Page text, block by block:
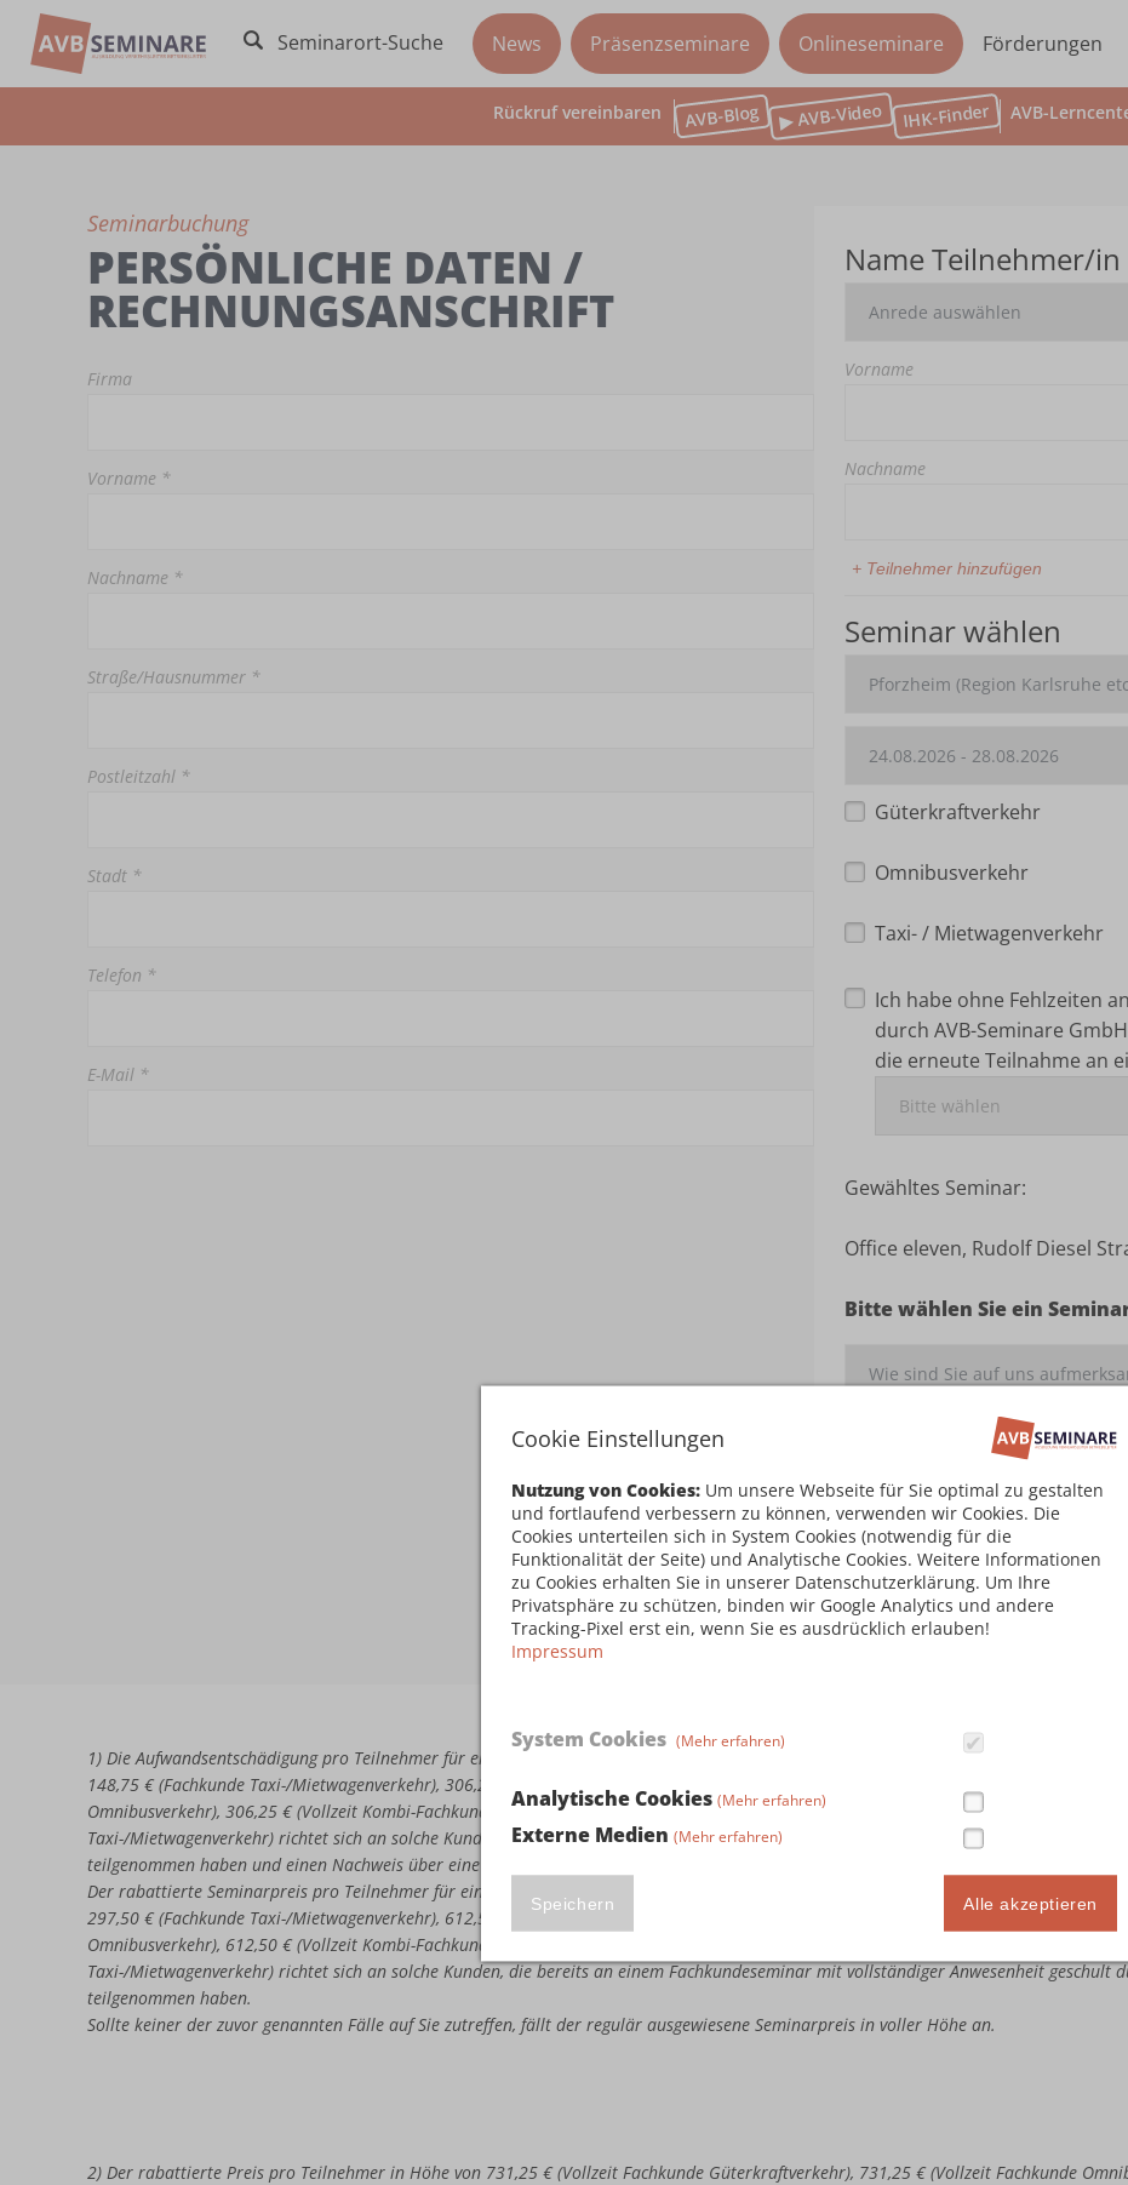
Cookie Einstellungen
Nutzung von Cookies: Um unsere Webseite für Sie optimal zu gestalten
und fortlaufend verbessern zu können, verwenden wir Cookies. Die
Cookies unterteilen sich in System Cookies (notwendig für die
Funktionalität der Seite) und Analytische Cookies. Weitere Informationen
zu Cookies erhalten Sie in unserer Datenschutzerklärung. Um Ihre
Privatsphäre zu schützen, binden wir Google Analytics und andere
Tracking-Pixel erst ein, wenn Sie es ausdrücklich erlauben!
Impressum
System Cookies (Mehr erfahren)
Analytische Cookies (Mehr erfahren)
Externe Medien (Mehr erfahren)
Speichern Alle akzeptieren
Seminarort-Suche News Präsenzseminare Onlineseminare Förderungen
Rückruf vereinbaren AVB-Blog ▶ AVB-Video IHK-Finder AVB-
Seminarbuchung
PERSÖNLICHE DATEN /
RECHNUNGSANSCHRIFT
Firma
Vorname *
Nachname *
Straße/Hausnummer *
Postleitzahl *
Stadt *
Telefon *
E-Mail *
Name Teilnehmer/in
Vorname
Nachname
+ Teilnehmer hinzufügen
Seminar wählen
Güterkraftverkehr
Omnibusverkehr
Taxi- / Mietwagenverkehr
Ich habe ohne Fehlzeiten
durch AVB-Seminare
die erneute Teilnahme an
Gewähltes Seminar:
Office eleven, Rudolf Diesel
Bitte wählen Sie ein
damit einverstanden
Kostenpflichtig anmelden
1) Die Aufwandsentschädigung pro Teilnehmer für eine erneute Seminarteilnahme in Höhe von 243,75 € (Vollzeit Fachkunde
148,75 € (Fachkunde Taxi-/Mietwagenverkehr), 306,25 € (Vollzeit Kombi-Fachkunde Güterkraftverkehr & Taxi-/Mietwagenverkehr),
Omnibusverkehr), 306,25 € (Vollzeit Kombi-Fachkunde Omnibusverkehr & Taxi-/Mietwagenverkehr) sowie 386,25 € (Vollzeit Kombi-
Taxi-/Mietwagenverkehr) richtet sich an solche Kunden, die bereits an einem Fachkundeseminar mit vollständiger Anwesenheit geschult
teilgenommen haben und einen Nachweis über eine nicht bestandene Fachkundeprüfung bei der IHK vorweisen.
Der rabattierte Seminarpreis pro Teilnehmer für eine erneute Seminarteilnahme in Höhe von 487,50 € (Vollzeit Fachkunde
297,50 € (Fachkunde Taxi-/Mietwagenverkehr), 612,50 € (Vollzeit Kombi-Fachkunde Güterkraftverkehr & Taxi-/Mietwagenverkehr),
Omnibusverkehr), 612,50 € (Vollzeit Kombi-Fachkunde Omnibusverkehr & Taxi-/Mietwagenverkehr) sowie 772,50 € (Vollzeit Kombi-
Taxi-/Mietwagenverkehr) richtet sich an solche Kunden, die bereits an einem Fachkundeseminar mit vollständiger Anwesenheit geschult
teilgenommen haben.
Sollte keiner der zuvor genannten Fälle auf Sie zutreffen, fällt der regulär ausgewiesene Seminarpreis in voller Höhe an.
2) Der rabattierte Preis pro Teilnehmer in Höhe von 731,25 € (Vollzeit Fachkunde Güterkraftverkehr), 731,25 € (Vollzeit Fachkunde